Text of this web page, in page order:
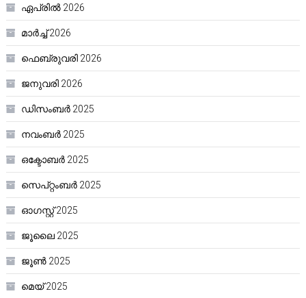
ഏപ്രിൽ 2026
മാർച്ച്‌ 2026
ഫെബ്രുവരി 2026
ജനുവരി 2026
ഡിസംബർ 2025
നവംബർ 2025
ഒക്ടോബർ 2025
സെപ്റ്റംബർ 2025
ഓഗസ്റ്റ്‌ 2025
ജൂലൈ 2025
ജൂൺ 2025
മെയ്‌ 2025